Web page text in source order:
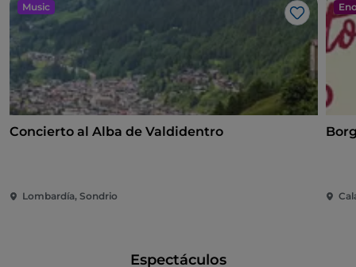
Music
Me gusta
Concierto al Alba de Valdidentro
Lombardía, Sondrio
Espectáculos